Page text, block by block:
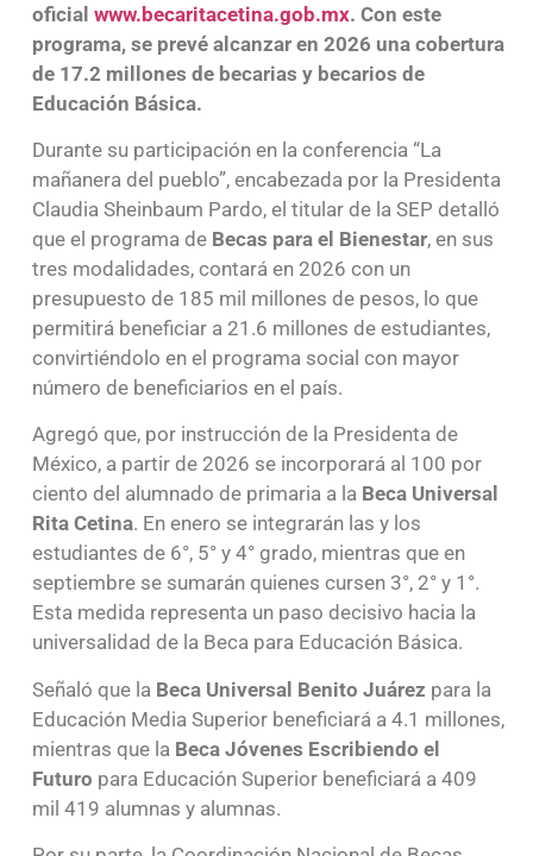
oficial www.becaritacetina.gob.mx. Con este
programa, se prevé alcanzar en 2026 una cobertura
de 17.2 millones de becarias y becarios de
Educación Básica.
Durante su participación en la conferencia “La
mañanera del pueblo”, encabezada por la Presidenta
Claudia Sheinbaum Pardo, el titular de la SEP detalló
que el programa de Becas para el Bienestar, en sus
tres modalidades, contará en 2026 con un
presupuesto de 185 mil millones de pesos, lo que
permitirá beneficiar a 21.6 millones de estudiantes,
convirtiéndolo en el programa social con mayor
número de beneficiarios en el país.
Agregó que, por instrucción de la Presidenta de
México, a partir de 2026 se incorporará al 100 por
ciento del alumnado de primaria a la Beca Universal
Rita Cetina. En enero se integrarán las y los
estudiantes de 6°, 5° y 4° grado, mientras que en
septiembre se sumarán quienes cursen 3°, 2° y 1°.
Esta medida representa un paso decisivo hacia la
universalidad de la Beca para Educación Básica.
Señaló que la Beca Universal Benito Juárez para la
Educación Media Superior beneficiará a 4.1 millones,
mientras que la Beca Jóvenes Escribiendo el
Futuro para Educación Superior beneficiará a 409
mil 419 alumnas y alumnas.